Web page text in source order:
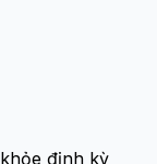
định kỳ